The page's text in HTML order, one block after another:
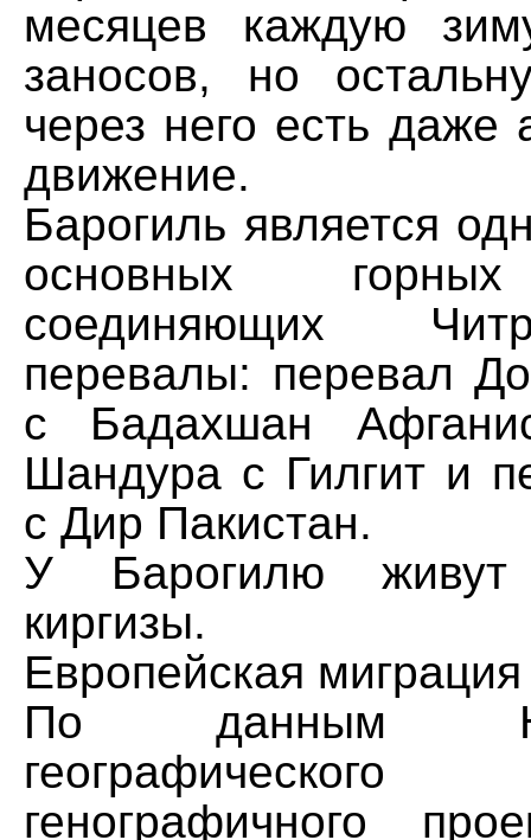
месяцев каждую
заносов, но
через него есть даже
движение.
Барогиль является
основных
соединяющих
перевалы: перевал
с Бадахшан
Шандура с Гилгит и
с Дир Пакистан.
У Барогилю
киргизы.
Европейская миграция
По данным
генографичного